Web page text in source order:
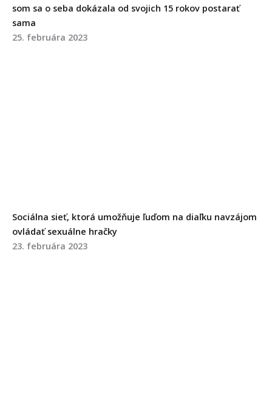
som sa o seba dokázala od svojich 15 rokov postarať
sama
25. februára 2023
Sociálna sieť, ktorá umožňuje ľuďom na diaľku navzájom
ovládať sexuálne hračky
23. februára 2023